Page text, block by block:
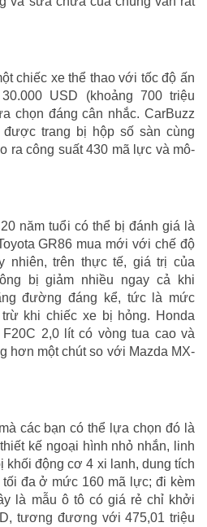
chiếc xe thể thao với tốc độ ấn
USD (khoảng 700 triệu
chọn đáng cân nhắc. CarBuzz
trang bị hộp số sàn cùng
ra công suất 430 mã lực và mô-
năm tuổi có thể bị đánh giá là
GR86 mua mới với chế độ
nhiên, trên thực tế, giá trị của
bị giảm nhiều ngay cả khi
đường đáng kể, tức là mức
khi chiếc xe bị hỏng. Honda
2,0 lít có vòng tua cao và
hơn một chút so với Mazda MX-
các bạn có thể lựa chọn đó là
kế ngoại hình nhỏ nhắn, linh
khối động cơ 4 xi lanh, dung tích
đa ở mức 160 mã lực; đi kèm
là mẫu ô tô có giá rẻ chỉ khởi
tương đương với 475,01 triệu